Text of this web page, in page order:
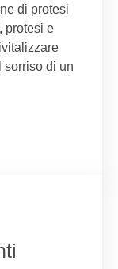
di protesi
protesi e
sorriso di un